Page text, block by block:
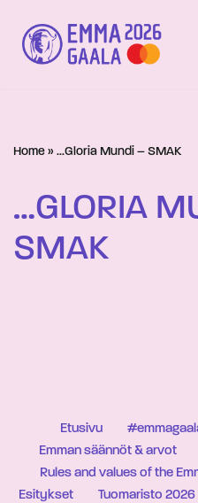
Siirry
suoraan
Home » …Gloria Mundi – SMAK
…GLORIA
SMAK
Etusivu
Emman säännöt & arvot
Rules and values of the
Esitykset
Tuomaristo 2026